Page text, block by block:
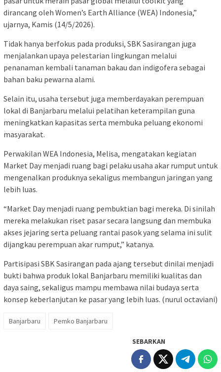
dirancang oleh Women’s Earth Alliance (WEA) Indonesia,”
ujarnya, Kamis (14/5/2026).
Tidak hanya berfokus pada produksi, SBK Sasirangan juga
menjalankan upaya pelestarian lingkungan melalui
penanaman kembali tanaman bakau dan indigofera sebagai
bahan baku pewarna alami.
Selain itu, usaha tersebut juga memberdayakan perempuan
lokal di Banjarbaru melalui pelatihan keterampilan guna
meningkatkan kapasitas serta membuka peluang ekonomi
masyarakat.
Perwakilan WEA Indonesia, Melisa, mengatakan kegiatan
Market Day menjadi ruang bagi pelaku usaha akar rumput untuk
mengenalkan produknya sekaligus membangun jaringan yang
lebih luas.
“Market Day menjadi ruang pembuktian bagi mereka. Di sinilah
mereka melakukan riset pasar secara langsung dan membuka
akses jejaring serta peluang rantai pasok yang selama ini sulit
dijangkau perempuan akar rumput,” katanya.
Partisipasi SBK Sasirangan pada ajang tersebut dinilai menjadi
bukti bahwa produk lokal Banjarbaru memiliki kualitas dan
daya saing, sekaligus mampu membawa nilai budaya serta
konsep keberlanjutan ke pasar yang lebih luas. (nurul octaviani)
Banjarbaru Pemko Banjarbaru
SEBARKAN